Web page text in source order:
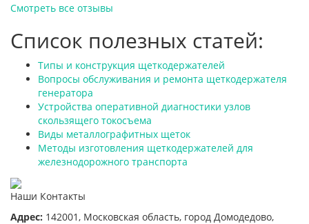
Смотреть все отзывы
Список полезных статей:
Типы и конструкция щеткодержателей
Вопросы обслуживания и ремонта щеткодержателя
генератора
Устройства оперативной диагностики узлов
скользящего токосъема
Виды металлографитных щеток
Методы изготовления щеткодержателей для
железнодорожного транспорта
Наши Контакты
Адрес: 142001, Московская область, город Домодедово,